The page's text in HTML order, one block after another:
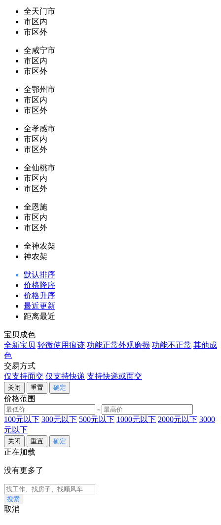
全天门市
市区内
市区外
全咸宁市
市区内
市区外
全鄂州市
市区内
市区外
全孝感市
市区内
市区外
全仙桃市
市区内
市区外
全恩施
市区内
市区外
全神农架
神农架
默认排序
价格降序
价格升序
最近更新
距离最近
宝贝成色
全新宝贝 轻微使用痕迹 功能正常外观磨损 功能不正常 其他成
色
交易方式
仅支持面交 仅支持快递 支持快递或面交
价格范围
-
100元以下 300元以下 500元以下 1000元以下 2000元以下 3000
元以下
正在加载
没有更多了
搜索
取消